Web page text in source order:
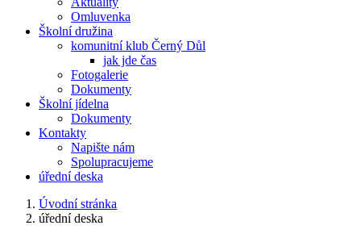
Omluvenka
Školní družina
komunitní klub Černý Důl
jak jde čas
Fotogalerie
Dokumenty
Školní jídelna
Dokumenty
Kontakty
Napište nám
Spolupracujeme
úřední deska
Úvodní stránka
úřední deska